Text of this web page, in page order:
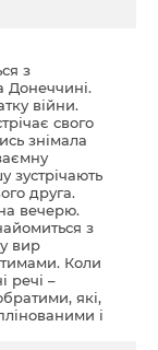
з
Донеччині.
війни.
свого
знімала
зустрічають
друга.
вечерю.
з
вир
Коли
речі –
які,
і